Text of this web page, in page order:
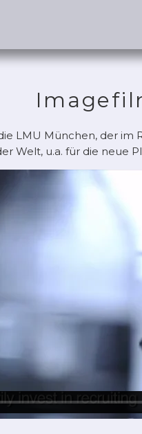
LMU München, der im
Welt, u.a. für die neue